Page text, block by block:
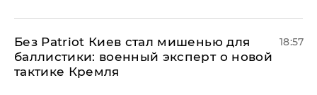
​Без Patriot Киев стал мишенью для
баллистики: военный эксперт о новой
тактике Кремля
18:57